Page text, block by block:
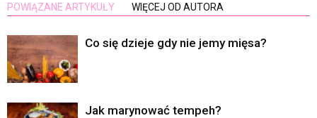
POWIĄZANE ARTYKUŁY WIĘCEJ OD AUTORA
Co się dzieje gdy nie jemy mięsa?
Jak marynować tempeh?